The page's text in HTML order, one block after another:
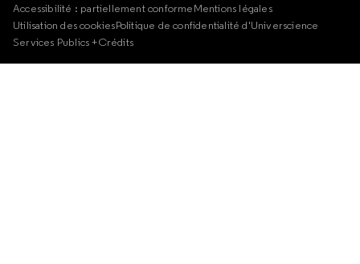
Accessibilité : partiellement conformeMentions légales
Utilisation des cookiesPolitique de confidentialité d'Universcience
Services Publics +Crédits